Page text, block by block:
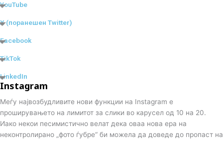
YouTube
X (поранешен Twitter)
Facebook
TikTok
LinkedIn
Instagram
Меѓу највозбудливите нови функции на Instagram е
проширувањето на лимитот за слики во карусел од 10 на 20.
Иако некои песимистично велат дека оваа нова ера на
неконтролирано „фото ѓубре“ би можела да доведе до пропаст на